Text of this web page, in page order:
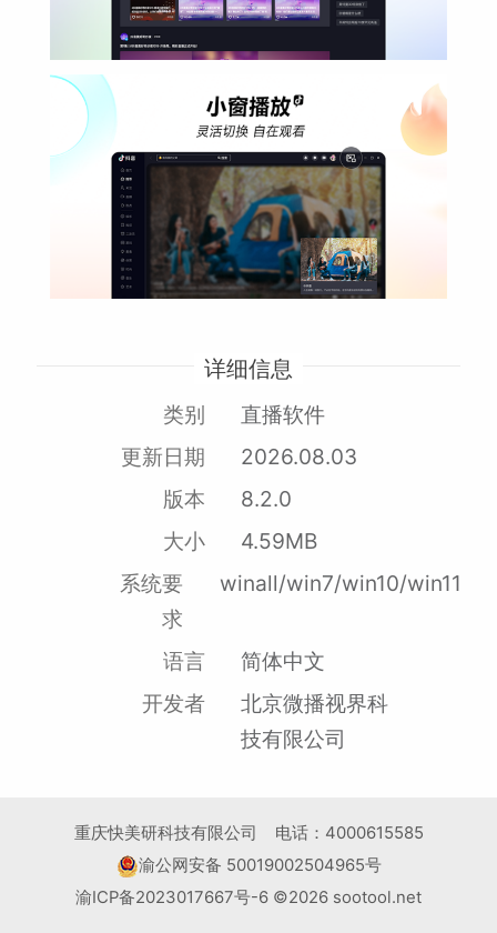
详细信息
类别
直播软件
更新日期
2026.08.03
版本
8.2.0
大小
4.59MB
系统要
求
winall/win7/win10/win11
语言
简体中文
开发者
北京微播视界科
技有限公司
重庆快美研科技有限公司 电话：4000615585
渝公网安备 50019002504965号
渝ICP备2023017667号-6 ©2026 sootool.net